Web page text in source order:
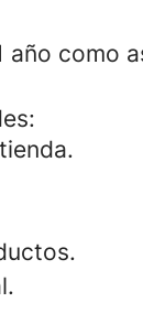
año como